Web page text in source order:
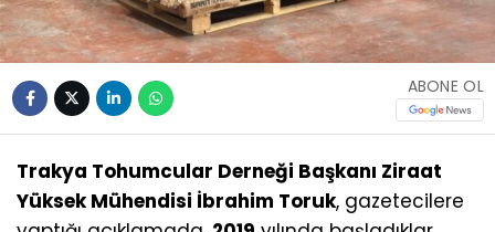
ABONE OL
Trakya Tohumcular Derneği Başkanı Ziraat
Yüksek Mühendisi İbrahim Toruk, gazetecilere